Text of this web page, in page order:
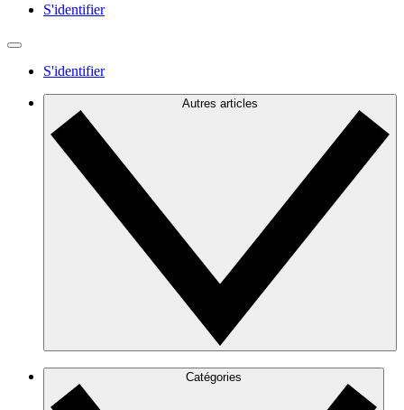
S'identifier
S'identifier
Autres articles
Catégories